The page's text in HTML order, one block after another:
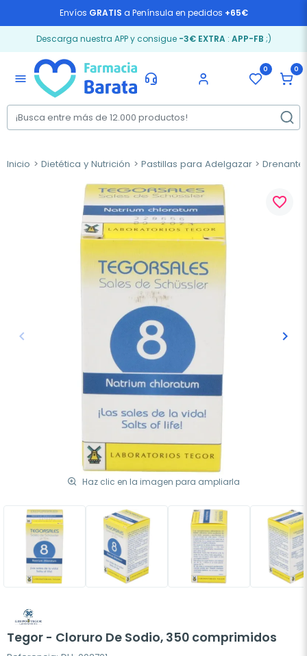
Envíos GRATIS a Península en pedidos +65€
Descarga nuestra APP y consigue -3€ EXTRA: APP-FB ;)
menu
0 0
Inicio Dietética y Nutrición Pastillas para Adelgazar
Anterior
keyboard_arrow_left keyboard_arrow_right
Haz clic en la imagen para ampliarla
favorite_border
Tegor - Cloruro De Sodio, 350 comprimidos